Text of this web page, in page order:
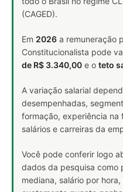
(CAGED).
Em 2026 a remuneração
Constitucionalista pode
de R$ 3.340,00 e o teto
A variação salarial
desempenhadas,
formação, experiência na
salários e carreiras da
Você pode conferir logo
dados da pesquisa como
mediana, salário por